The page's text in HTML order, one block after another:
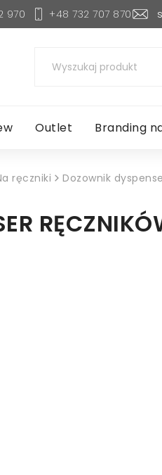
970 +48 732 707 870
Outlet Branding
ręczniki Dozownik